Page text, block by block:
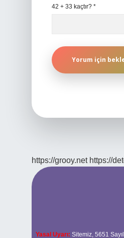
42 + 33 kaçtır? *
https://grooy.net https://
Yasal Uyarı: Sitemiz, 5651